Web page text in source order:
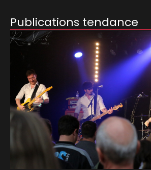
Publications tendance